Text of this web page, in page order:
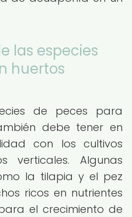
las especies
huertos
de peces para
debe tener en
con los cultivos
verticales. Algunas
la tilapia y el pez
ricos en nutrientes
el crecimiento de